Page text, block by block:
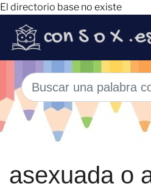
El directorio base no existe
asexuada o